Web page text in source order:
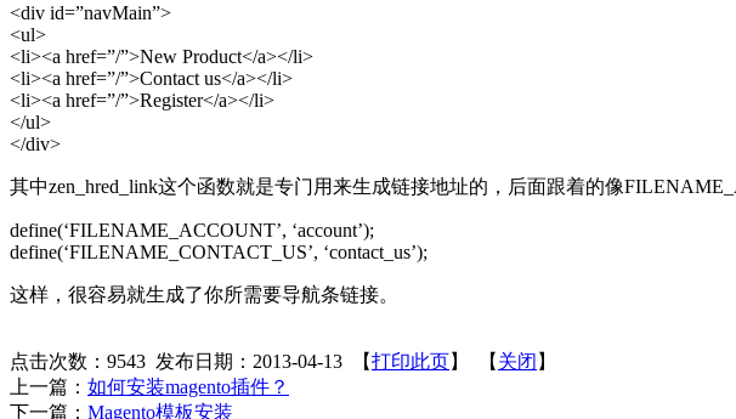
<div id=”navMain”>
<ul>
<li><a href=”/”>New Product</a></li>
<li><a href=”/”>Contact us</a></li>
<li><a href=”/”>Register</a></li>
</ul>
</div>
其中zen_hred_link这个函数就是专门用来生成链接地址的，后面跟着的像
define(‘FILENAME_ACCOUNT’, ‘account’);
define(‘FILENAME_CONTACT_US’, ‘contact_us’);
这样，很容易就生成了你所需要导航条链接。
点击次数： 9543 发布日期：2013-04-13 【打印此页】 【 关闭 】
上一篇： 如何安装magento插件？
下一篇： Magento模板安装